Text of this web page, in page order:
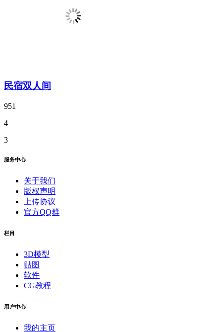
民宿双人间
951
4
3
服务中心
关于我们
版权声明
上传协议
官方QQ群
栏目
3D模型
贴图
软件
CG教程
用户中心
我的主页